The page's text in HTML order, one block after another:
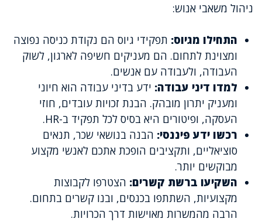
ניהול משאבי אנוש:
התחילו מגיוס: תפקידי גיוס הם נקודת כניסה נפוצה
ומצוינת לתחום. הם מעניקים חשיפה לארגון, לשוק
העבודה, ולעבודה עם אנשים.
למדו דיני עבודה: ידע בדיני עבודה הוא חיוני
ומעניק יתרון מובהק. הבנת זכויות עובדים, חוזי
העסקה, ופיטורים היא בסיס לכל תפקיד ב-HR.
רכשו ידע פיננסי: הבנה בנושאי שכר, תנאים
סוציאליים, ותקציבים הופכת אתכם לאנשי מקצוע
מבוקשים יותר.
השקיעו ברשת קשרים: הצטרפו לקבוצות
מקצועיות, השתתפו בכנסים, ובנו קשרים בתחום.
הרבה מהמשרות מאוישות דרך הכרויות.